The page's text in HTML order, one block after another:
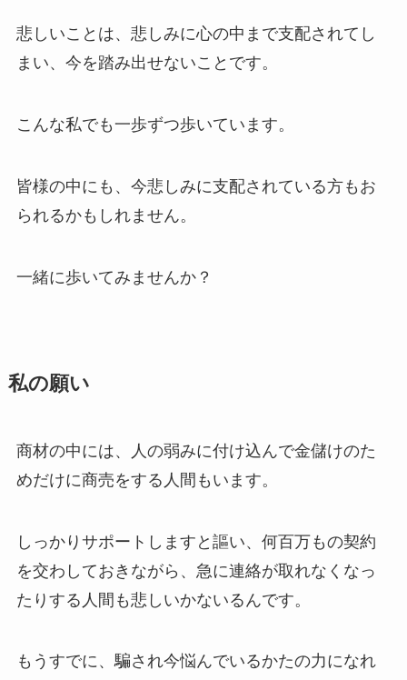
悲しいことは、悲しみに心の中まで支配されてし
まい、今を踏み出せないことです。
こんな私でも一歩ずつ歩いています。
皆様の中にも、今悲しみに支配されている方もお
られるかもしれません。
一緒に歩いてみませんか？
私の願い
商材の中には、人の弱みに付け込んで金儲けのた
めだけに商売をする人間もいます。
しっかりサポートしますと謳い、何百万もの契約
を交わしておきながら、急に連絡が取れなくなっ
たりする人間も悲しいかないるんです。
もうすでに、騙され今悩んでいるかたの力になれ